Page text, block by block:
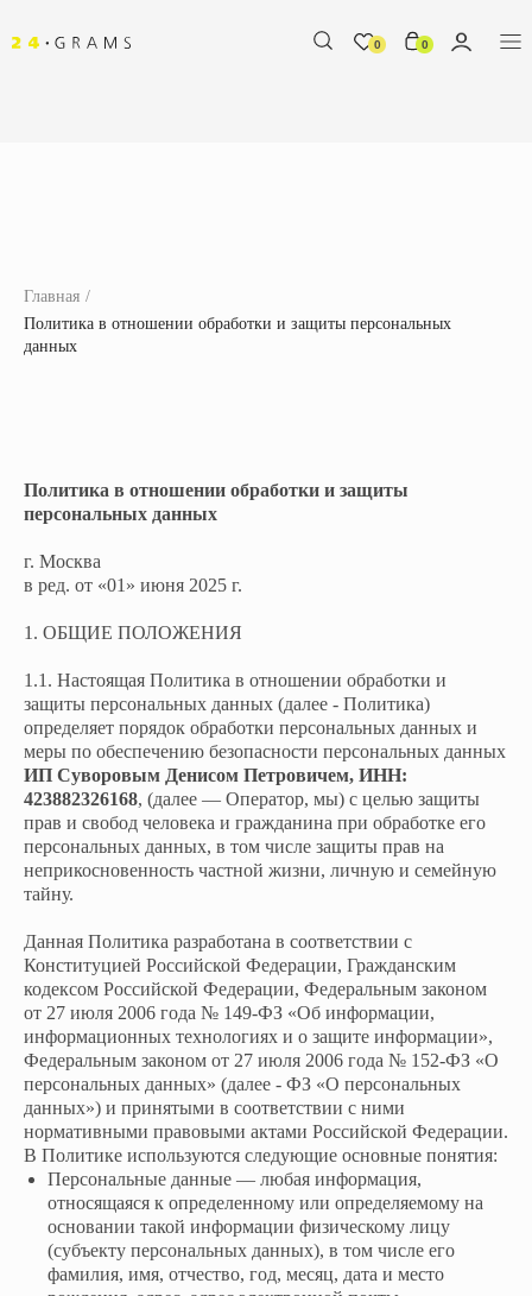
0 0
Главная /
Политика в отношении обработки и защиты персональных
данных
Политика в отношении обработки и защиты
персональных данных
г. Москва
в ред. от «01» июня 2025 г.
1. ОБЩИЕ ПОЛОЖЕНИЯ
1.1. Настоящая Политика в отношении обработки и
защиты персональных данных (далее - Политика)
определяет порядок обработки персональных данных и
меры по обеспечению безопасности персональных данных
ИП Суворовым Денисом Петровичем, ИНН:
423882326168, (далее — Оператор, мы) с целью защиты
прав и свобод человека и гражданина при обработке его
персональных данных, в том числе защиты прав на
неприкосновенность частной жизни, личную и семейную
тайну.
Данная Политика разработана в соответствии с
Конституцией Российской Федерации, Гражданским
кодексом Российской Федерации, Федеральным законом
от 27 июля 2006 года № 149-ФЗ «Об информации,
информационных технологиях и о защите информации»,
Федеральным законом от 27 июля 2006 года № 152-ФЗ «О
персональных данных» (далее - ФЗ «О персональных
данных») и принятыми в соответствии с ними
нормативными правовыми актами Российской Федерации.
В Политике используются следующие основные понятия:
Персональные данные — любая информация,
относящаяся к определенному или определяемому на
основании такой информации физическому лицу
(субъекту персональных данных), в том числе его
фамилия, имя, отчество, год, месяц, дата и место